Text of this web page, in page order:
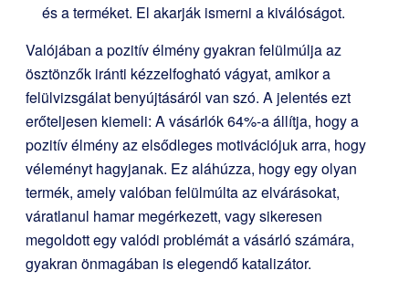
és a terméket. El akarják ismerni a kiválóságot.
Valójában a pozitív élmény gyakran felülmúlja az
ösztönzők iránti kézzelfogható vágyat, amikor a
felülvizsgálat benyújtásáról van szó. A jelentés ezt
erőteljesen kiemeli: A vásárlók 64%-a állítja, hogy a
pozitív élmény az elsődleges motivációjuk arra, hogy
véleményt hagyjanak. Ez aláhúzza, hogy egy olyan
termék, amely valóban felülmúlta az elvárásokat,
váratlanul hamar megérkezett, vagy sikeresen
megoldott egy valódi problémát a vásárló számára,
gyakran önmagában is elegendő katalizátor.